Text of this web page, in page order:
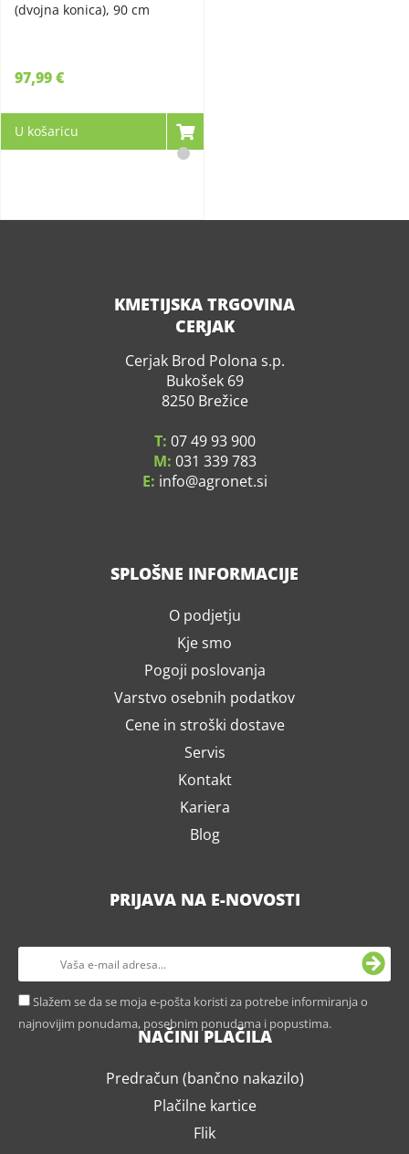
(dvojna konica), 90 cm
97,99 €
U košaricu
KMETIJSKA TRGOVINA
CERJAK
Cerjak Brod Polona s.p.
Bukošek 69
8250 Brežice
T: 07 49 93 900
M: 031 339 783
E: info agronet.si
SPLOŠNE INFORMACIJE
O podjetju
Kje smo
Pogoji poslovanja
Varstvo osebnih podatkov
Cene in stroški dostave
Servis
Kontakt
Kariera
Blog
PRIJAVA NA E-NOVOSTI
Slažem se da se moja e-pošta koristi za potrebe informiranja o
najnovijim ponudama, posebnim ponudama i popustima.
NAČINI PLAČILA
Predračun (bančno nakazilo)
Plačilne kartice
Flik